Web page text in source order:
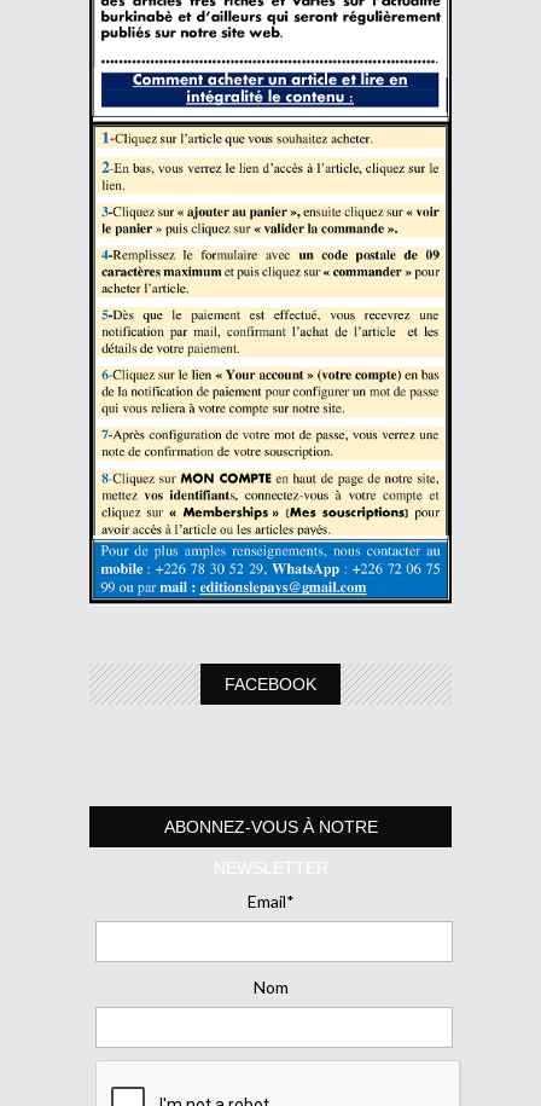
FACEBOOK
ABONNEZ-VOUS À NOTRE
NEWSLETTER
Email*
Nom